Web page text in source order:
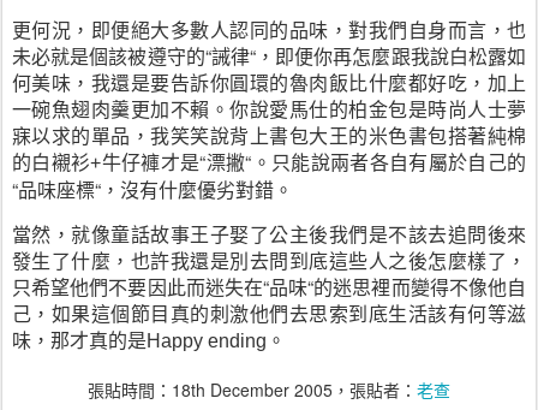
更何況，即便絕大多數人認同的品味，對我們自身而言，也
未必就是個該被遵守的“誡律“，即便你再怎麼跟我說白松露如
何美味，我還是要告訴你圓環的魯肉飯比什麼都好吃，加上
一碗魚翅肉羹更加不賴。你說愛馬仕的柏金包是時尚人士夢
寐以求的單品，我笑笑說背上書包大王的米色書包搭著純棉
的白襯衫+牛仔褲才是“漂撇“。只能說兩者各自有屬於自己的
“品味座標“，沒有什麼優劣對錯。
當然，就像童話故事王子娶了公主後我們是不該去追問後來
發生了什麼，也許我還是別去問到底這些人之後怎麼樣了，
只希望他們不要因此而迷失在“品味“的迷思裡而變得不像他自
己，如果這個節目真的刺激他們去思索到底生活該有何等滋
味，那才真的是Happy ending 。
張貼時間： 18th December 2005 ，張貼者： 老查